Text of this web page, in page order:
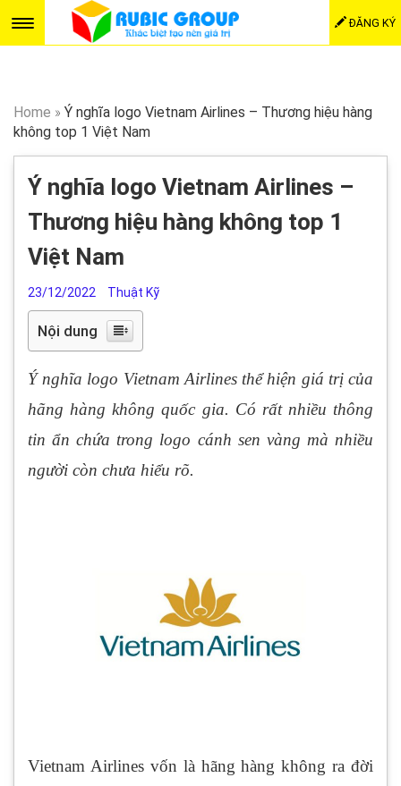
ĐĂNG KÝ
Home » Ý nghĩa logo Vietnam Airlines – Thương hiệu hàng
không top 1 Việt Nam
Ý nghĩa logo Vietnam Airlines –
Thương hiệu hàng không top 1
Việt Nam
23/12/2022 Thuật Kỹ
Nội dung
Ý nghĩa logo Vietnam Airlines thể hiện giá trị của
hãng hàng không quốc gia. Có rất nhiều thông
tin ẩn chứa trong logo cánh sen vàng mà nhiều
người còn chưa hiểu rõ.
Vietnam Airlines vốn là hãng hàng không ra đời